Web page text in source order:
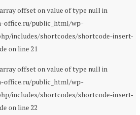
offset on value of type null in
office.ru/public_html/wp-
includes/shortcodes/shortcode-insert-
on line 21
offset on value of type null in
office.ru/public_html/wp-
includes/shortcodes/shortcode-insert-
on line 22